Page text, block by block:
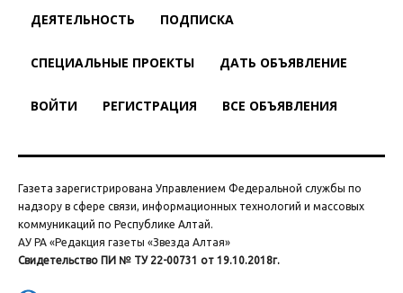
ДЕЯТЕЛЬНОСТЬ ПОДПИСКА
СПЕЦИАЛЬНЫЕ ПРОЕКТЫ ДАТЬ ОБЪЯВЛЕНИЕ
ВОЙТИ РЕГИСТРАЦИЯ ВСЕ ОБЪЯВЛЕНИЯ
Газета зарегистрирована Управлением Федеральной службы по
надзору в сфере связи, информационных технологий и массовых
коммуникаций по Республике Алтай.
АУ РА «Редакция газеты «Звезда Алтая»
Свидетельство ПИ № ТУ 22-00731 от 19.10.2018г.